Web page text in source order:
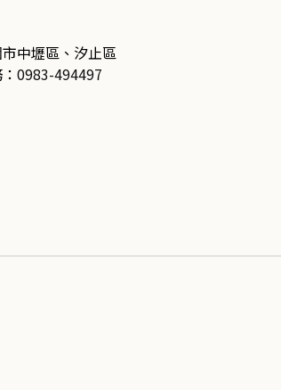
中壢區、汐止區
0983-494497